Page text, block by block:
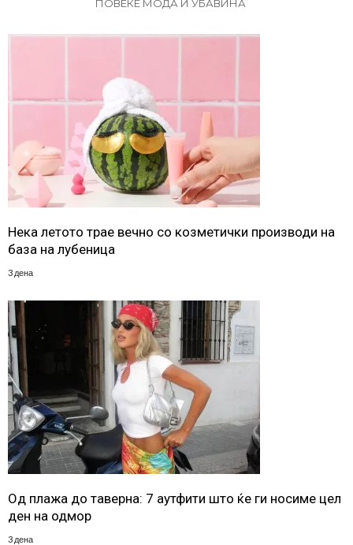
ПОВЕЌЕ МОДА И УБАВИНА
Нека летото трае вечно со козметички производи на
база на лубеница
3 дена
Од плажа до таверна: 7 аутфити што ќе ги носиме цел
ден на одмор
3 дена